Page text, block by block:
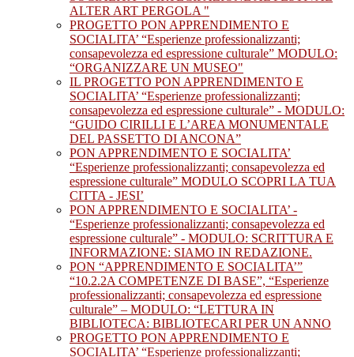
ALTER ART PERGOLA "
PROGETTO PON APPRENDIMENTO E
SOCIALITA’ “Esperienze professionalizzanti;
consapevolezza ed espressione culturale” MODULO:
“ORGANIZZARE UN MUSEO"
IL PROGETTO PON APPRENDIMENTO E
SOCIALITA’ “Esperienze professionalizzanti;
consapevolezza ed espressione culturale” - MODULO:
“GUIDO CIRILLI E L’AREA MONUMENTALE
DEL PASSETTO DI ANCONA”
PON APPRENDIMENTO E SOCIALITA’
“Esperienze professionalizzanti; consapevolezza ed
espressione culturale” MODULO SCOPRI LA TUA
CITTA - JESI’
PON APPRENDIMENTO E SOCIALITA’ -
“Esperienze professionalizzanti; consapevolezza ed
espressione culturale” - MODULO: SCRITTURA E
INFORMAZIONE: SIAMO IN REDAZIONE.
PON “APPRENDIMENTO E SOCIALITA’”
“10.2.2A COMPETENZE DI BASE”, “Esperienze
professionalizzanti; consapevolezza ed espressione
culturale” – MODULO: “LETTURA IN
BIBLIOTECA: BIBLIOTECARI PER UN ANNO
PROGETTO PON APPRENDIMENTO E
SOCIALITA’ “Esperienze professionalizzanti;